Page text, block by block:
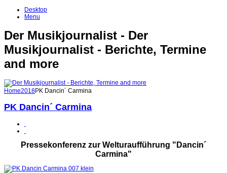
Desktop
Menu
Der Musikjournalist - Der
Musikjournalist - Berichte, Termine
and more
Home2018PK Dancin´ Carmina
PK Dancin´ Carmina
Pressekonferenz zur Welturaufführung "Dancin´
Carmina"